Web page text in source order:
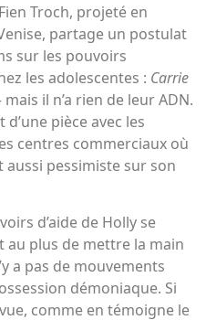
Troch, projeté en
partage un postulat
sur les pouvoirs
les adolescentes : Carrie
il n’a rien de leur ADN.
pièce avec les
centres commerciaux où
aussi pessimiste sur son
d’aide de Holly se
plus de mettre la main
a pas de mouvements
démoniaque. Si
comme en témoigne le